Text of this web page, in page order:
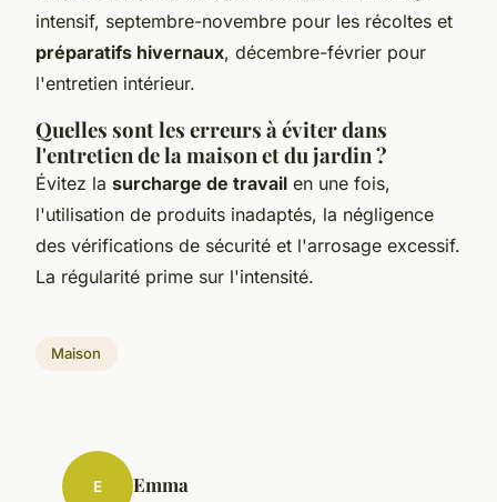
intensif, septembre-novembre pour les récoltes et
préparatifs hivernaux, décembre-février pour
l'entretien intérieur.
Quelles sont les erreurs à éviter dans
l'entretien de la maison et du jardin ?
Évitez la surcharge de travail en une fois,
l'utilisation de produits inadaptés, la négligence
des vérifications de sécurité et l'arrosage excessif.
La régularité prime sur l'intensité.
Maison
E Emma